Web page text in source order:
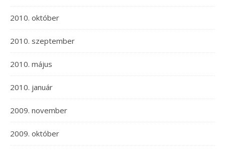
2010. október
2010. szeptember
2010. május
2010. január
2009. november
2009. október